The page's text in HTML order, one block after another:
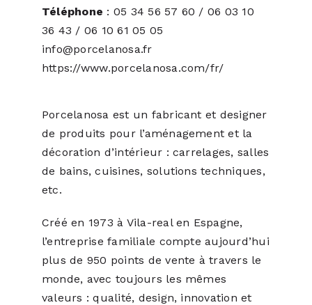
Téléphone : 05 34 56 57 60 / 06 03 10
36 43 / 06 10 61 05 05
info@porcelanosa.fr
https://www.porcelanosa.com/fr/
Porcelanosa est un fabricant et designer
de produits pour l’aménagement et la
décoration d’intérieur : carrelages, salles
de bains, cuisines, solutions techniques,
etc.
Créé en 1973 à Vila-real en Espagne,
l’entreprise familiale compte aujourd’hui
plus de 950 points de vente à travers le
monde, avec toujours les mêmes
valeurs : qualité, design, innovation et